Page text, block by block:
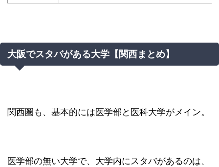
大阪でスタバがある大学【関西まとめ】
関西圏も、基本的には医学部と医科大学がメイン。
医学部の無い大学で、大学内にスタバがあるのは、